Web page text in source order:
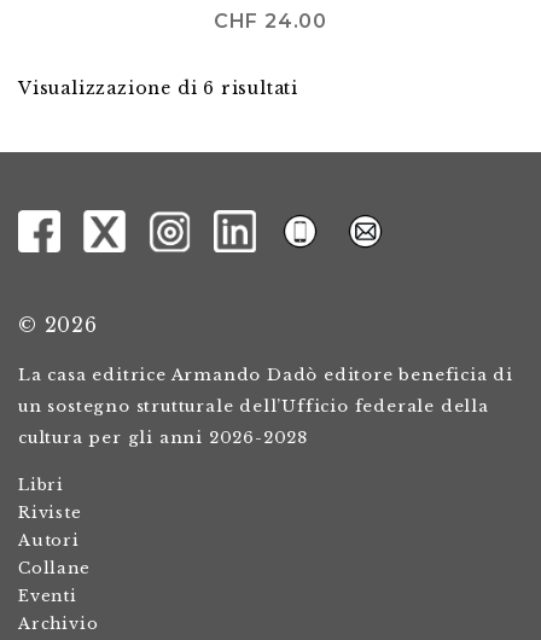
CHF 24.00
Visualizzazione di 6 risultati
© 2026
La casa editrice Armando Dadò editore beneficia di
un sostegno strutturale dell’Ufficio federale della
cultura per gli anni 2026-2028
Libri
Riviste
Autori
Collane
Eventi
Archivio